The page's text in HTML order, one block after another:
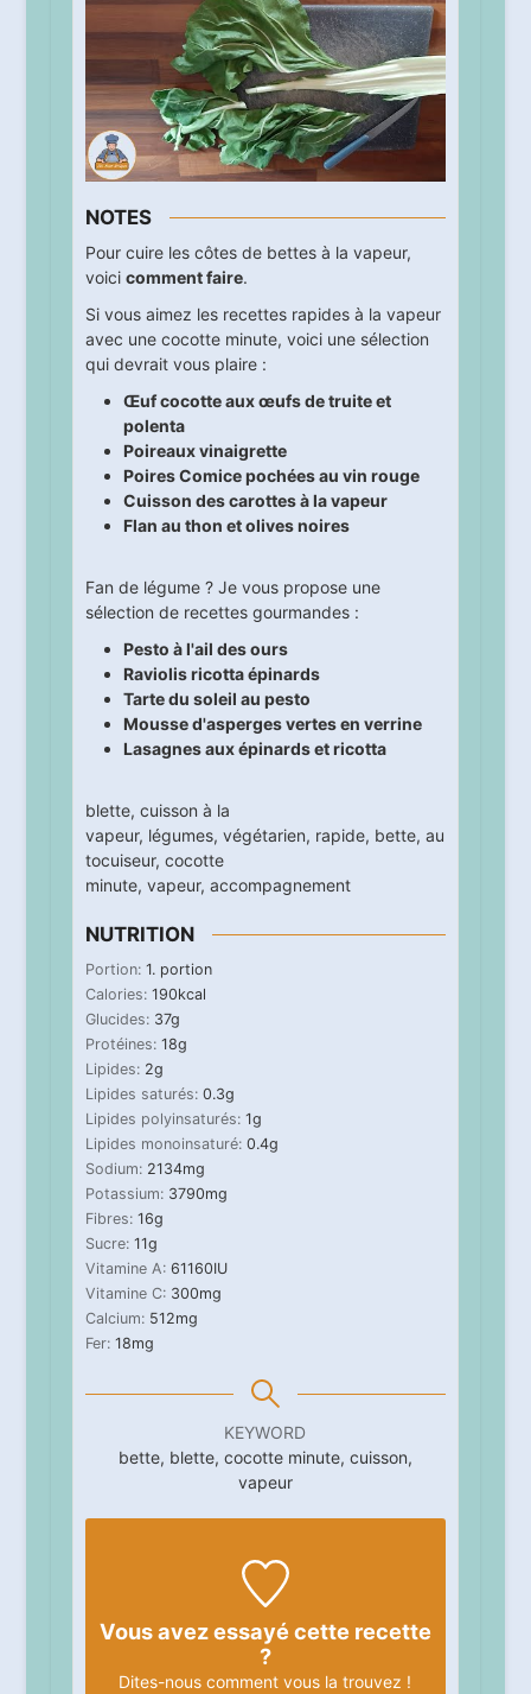
NOTES
Pour cuire les côtes de bettes à la vapeur,
voici comment faire.
Si vous aimez les recettes rapides à la vapeur
avec une cocotte minute, voici une sélection
qui devrait vous plaire :
Œuf cocotte aux œufs de truite et
polenta
Poireaux vinaigrette
Poires Comice pochées au vin rouge
Cuisson des carottes à la vapeur
Flan au thon et olives noires
Fan de légume ? Je vous propose une
sélection de recettes gourmandes :
Pesto à l'ail des ours
Raviolis ricotta épinards
Tarte du soleil au pesto
Mousse d'asperges vertes en verrine
Lasagnes aux épinards et ricotta
blette, cuisson à la
vapeur, légumes, végétarien, rapide, bette, au
tocuiseur, cocotte
minute, vapeur, accompagnement
NUTRITION
Portion: 1. portion
Calories: 190kcal
Glucides: 37g
Protéines: 18g
Lipides: 2g
Lipides saturés: 0.3g
Lipides polyinsaturés: 1g
Lipides monoinsaturé: 0.4g
Sodium: 2134mg
Potassium: 3790mg
Fibres: 16g
Sucre: 11g
Vitamine A: 61160IU
Vitamine C: 300mg
Calcium: 512mg
Fer: 18mg
KEYWORD
bette, blette, cocotte minute, cuisson,
vapeur
Vous avez essayé cette recette
?
Dites-nous comment vous la trouvez !